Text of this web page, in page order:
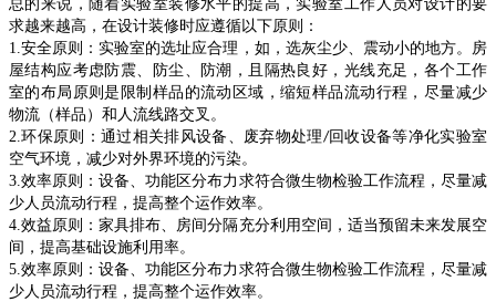
总的来说，随着实验室装修水平的提高，实验室工作人员对设计的要
求越来越高，在设计装修时应遵循以下原则：
1. 安全原则：实验室的选址应合理，如，选灰尘少、震动小的地方。房
屋结构应考虑防震、防尘、防潮，且隔热良好，光线充足，各个工作
室的布局原则是限制样品的流动区域，缩短样品流动行程，尽量减少
物流（样品）和人流线路交叉。
2. 环保原则：通过相关排风设备、废弃物处理/回收设备等净化实验室
空气环境，减少对外界环境的污染。
3. 效率原则：设备、功能区分布力求符合微生物检验工作流程，尽量减
少人员流动行程，提高整个运作效率。
4. 效益原则：家具排布、房间分隔充分利用空间，适当预留未来发展空
间，提高基础设施利用率。
5. 效率原则：设备、功能区分布力求符合微生物检验工作流程，尽量减
少人员流动行程，提高整个运作效率。